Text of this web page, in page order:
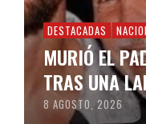
DESTACADAS
MURIÓ EL
TRAS UNA
8 AGOSTO, 2026